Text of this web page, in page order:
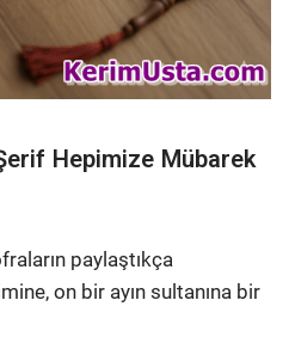
Hepimize Mübarek
paylaştıkça
on bir ayın sultanına bir